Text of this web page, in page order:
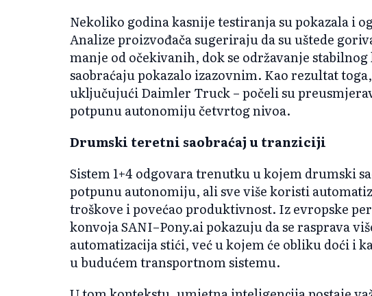
Nekoliko godina kasnije testiranja su pokazala i
Analize proizvođača sugeriraju da su uštede
manje od očekivanih, dok se održavanje
saobraćaju pokazalo izazovnim. Kao rezultat
uključujući Daimler Truck – počeli su
potpunu autonomiju četvrtog nivoa.
Drumski teretni saobraćaj u tranziciji
Sistem 1+4 odgovara trenutku u kojem drumski
potpunu autonomiju, ali sve više koristi
troškove i povećao produktivnost. Iz evropske
konvoja SANI–Pony.ai pokazuju da se rasprava
automatizacija stići, već u kojem će obliku doći i
u budućem transportnom sistemu.